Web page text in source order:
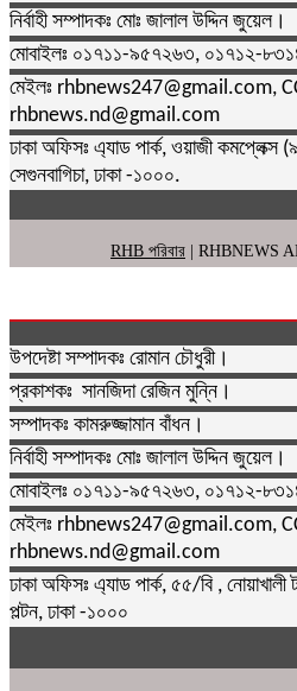
নির্বাহী সম্পাদকঃ মোঃ জালাল উদ্দিন জুয়েল।
মোবাইলঃ ০১৭১১-৯৫৭২৬৩, ০১৭১২-
মেইলঃ rhbnews247@gmail.com,
rhbnews.nd@gmail.com
ঢাকা অফিসঃ এ্যাড পার্ক, ওয়াজী
সেগুনবাগিচা, ঢাকা -১০০০.
RHB পরিবার | RHBNEWS
উপদেষ্টা সম্পাদকঃ রোমান চৌধুরী।
প্রকাশকঃ সানজিদা রেজিন মুন্নি।
সম্পাদকঃ কামরুজ্জামান বাঁধন।
নির্বাহী সম্পাদকঃ মোঃ জালাল উদ্দিন জুয়েল।
মোবাইলঃ ০১৭১১-৯৫৭২৬৩, ০১৭১২-
মেইলঃ rhbnews247@gmail.com,
rhbnews.nd@gmail.com
ঢাকা অফিসঃ এ্যাড পার্ক, ৫৫/বি ,
পল্টন, ঢাকা -১০০০